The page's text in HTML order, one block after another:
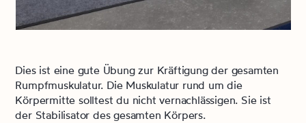
Dies ist eine gute Übung zur Kräftigung der gesamten
Rumpfmuskulatur. Die Muskulatur rund um die
Körpermitte solltest du nicht vernachlässigen. Sie ist
der Stabilisator des gesamten Körpers.